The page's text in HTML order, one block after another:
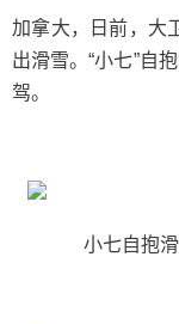
加拿大，日前，大
出滑雪。“小七”自
驾。
小七自抱